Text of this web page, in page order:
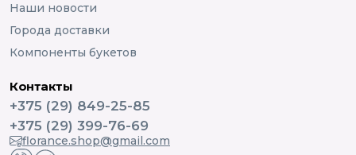
Наши новости
Города доставки
Компоненты букетов
Контакты
+375 (29) 849-25-85
+375 (29) 399-76-69
florance.shop@gmail.com